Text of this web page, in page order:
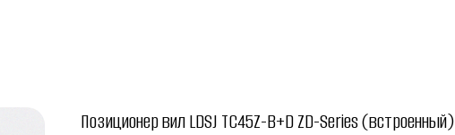
Позиционер вил LDSJ TC45Z-B+D ZD-Series (встроенный)